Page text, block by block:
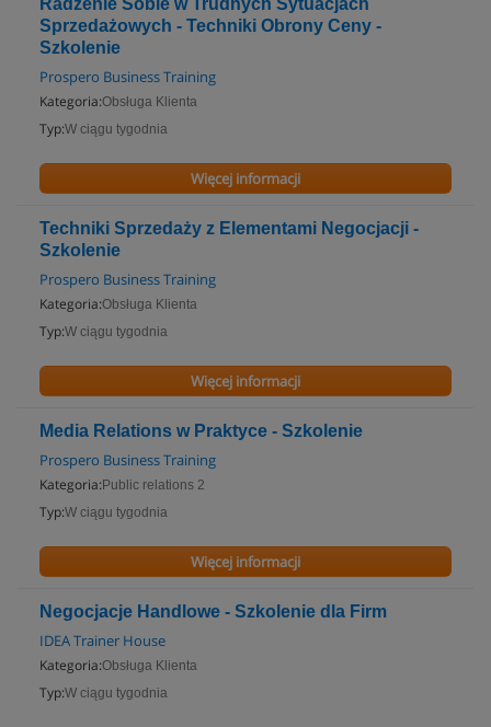
Radzenie Sobie w Trudnych Sytuacjach
Sprzedażowych - Techniki Obrony Ceny -
Szkolenie
Prospero Business Training
Kategoria:Obsługa Klienta
Typ:W ciągu tygodnia
Więcej informacji
Techniki Sprzedaży z Elementami Negocjacji -
Szkolenie
Prospero Business Training
Kategoria:Obsługa Klienta
Typ:W ciągu tygodnia
Więcej informacji
Media Relations w Praktyce - Szkolenie
Prospero Business Training
Kategoria: Public relations 2
Typ:W ciągu tygodnia
Więcej informacji
Negocjacje Handlowe - Szkolenie dla Firm
IDEA Trainer House
Kategoria:Obsługa Klienta
Typ:W ciągu tygodnia